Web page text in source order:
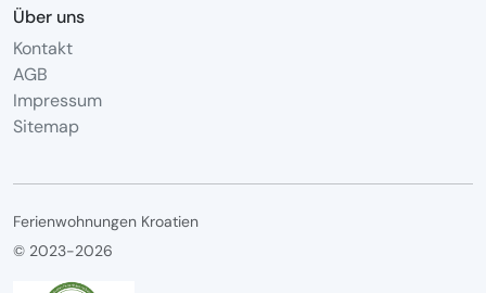
Über uns
Kontakt
AGB
Impressum
Sitemap
Ferienwohnungen Kroatien
© 2023-2026